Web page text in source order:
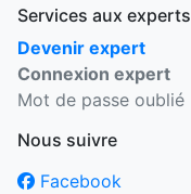
Services aux experts
Devenir expert
Connexion expert
Mot de passe oublié
Nous suivre
Facebook